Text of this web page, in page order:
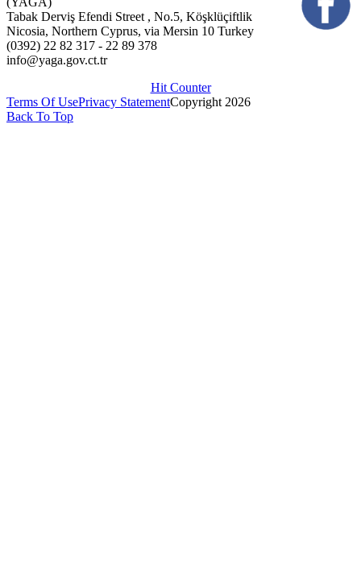
Tabak Derviş Efendi Street , No.5, Köşklüçiftlik
Nicosia, Northern Cyprus, via Mersin 10 Turkey
(0392) 22 82 317 - 22 89 378
info@yaga.gov.ct.tr
Hit Counter
Terms Of UsePrivacy StatementCopyright 2026
Back To Top